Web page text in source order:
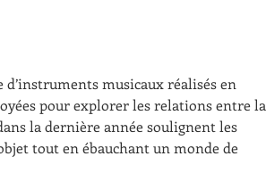
musicaux réalisés en
pour explorer les relations entre la
la dernière année soulignent les
tout en ébauchant un monde de